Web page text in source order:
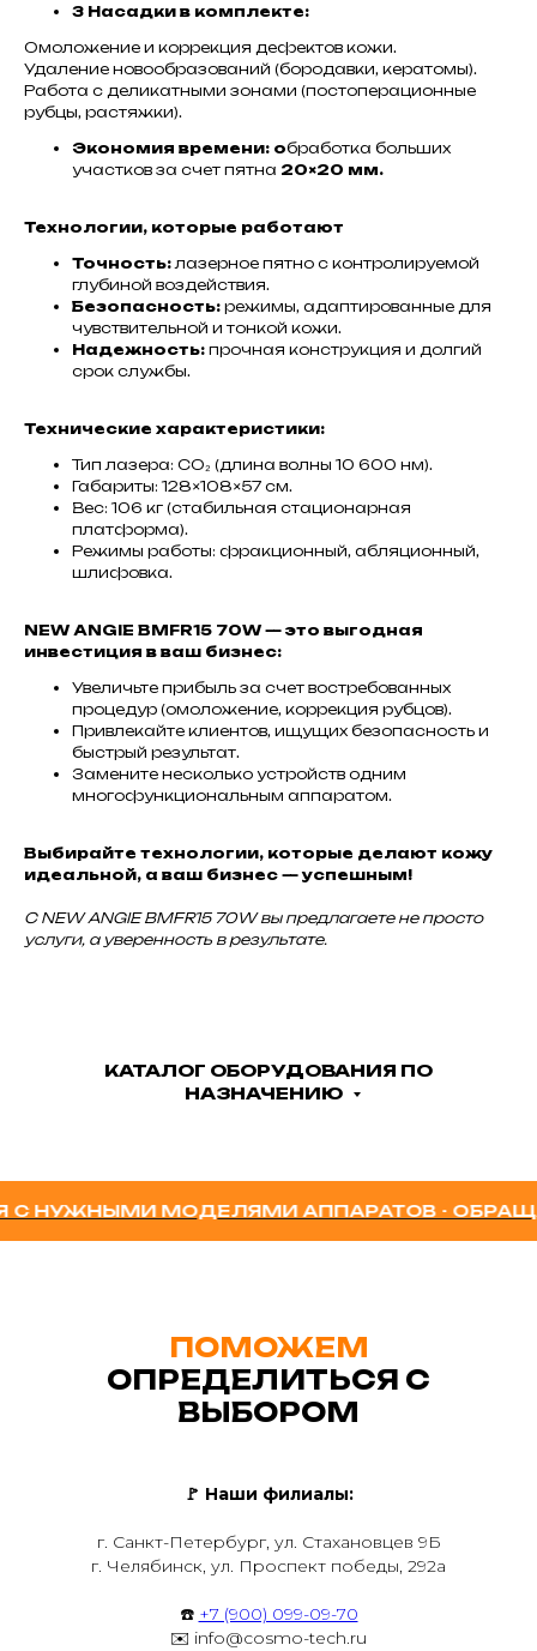
3 Насадки в комплекте:
Омоложение и коррекция дефектов кожи.
Удаление новообразований (бородавки, кератомы).
Работа с деликатными зонами (постоперационные
рубцы, растяжки).
Экономия времени: обработка больших
участков за счет пятна 20×20 мм.
Технологии, которые работают
Точность: лазерное пятно с контролируемой
глубиной воздействия.
Безопасность: режимы, адаптированные для
чувствительной и тонкой кожи.
Надежность: прочная конструкция и долгий
срок службы.
Технические характеристики:
Тип лазера: CO₂ (длина волны 10 600 нм).
Габариты: 128×108×57 см.
Вес: 106 кг (стабильная стационарная
платформа).
Режимы работы: фракционный, абляционный,
шлифовка.
NEW ANGIE BMFR15 70W — это выгодная
инвестиция в ваш бизнес:
Увеличьте прибыль за счет востребованных
процедур (омоложение, коррекция рубцов).
Привлекайте клиентов, ищущих безопасность и
быстрый результат.
Замените несколько устройств одним
многофункциональным аппаратом.
Выбирайте технологии, которые делают кожу
идеальной, а ваш бизнес — успешным!
С NEW ANGIE BMFR15 70W вы предлагаете не просто
услуги, а уверенность в результате.
КАТАЛОГ ОБОРУДОВАНИЯ ПО
НАЗНАЧЕНИЮ
МОДЕЛЯМИ АППАРАТОВ -
ПОМОЖЕМ
ОПРЕДЕЛИТЬСЯ С
ВЫБОРОМ
🚩 Наши филиалы:
г. Санкт-Петербург, ул. Стахановцев 9Б
г. Челябинск, ул. Проспект победы, 292а
☎️ +7 (900) 099-09-70
✉️ info@cosmo-tech.ru